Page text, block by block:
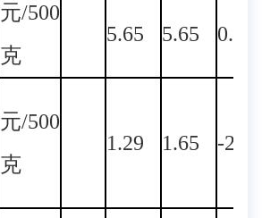
元/500
克
5.65 5.65 0.00
元/500
克
1.29 1.65 -